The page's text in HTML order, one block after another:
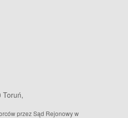
Toruń,
przez Sąd Rejonowy w